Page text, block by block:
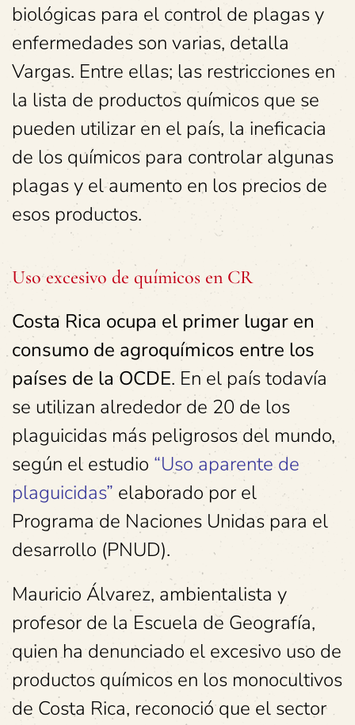
biológicas para el control de plagas y
enfermedades son varias, detalla
Vargas. Entre ellas; las restricciones en
la lista de productos químicos que se
pueden utilizar en el país, la ineficacia
de los químicos para controlar algunas
plagas y el aumento en los precios de
esos productos.
Uso excesivo de químicos en CR
Costa Rica ocupa el primer lugar en
consumo de agroquímicos entre los
países de la OCDE. En el país todavía
se utilizan alrededor de 20 de los
plaguicidas más peligrosos del mundo,
según el estudio “Uso aparente de
plaguicidas” elaborado por el
Programa de Naciones Unidas para el
desarrollo (PNUD).
Mauricio Álvarez, ambientalista y
profesor de la Escuela de Geografía,
quien ha denunciado el excesivo uso de
productos químicos en los monocultivos
de Costa Rica, reconoció que el sector